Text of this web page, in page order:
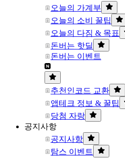
오늘의 가계부
오늘의 소비 꿀팁
오늘의 다짐 & 목표
돈버는 핫딜
돈버는 이벤트
추천인코드 교환
앱테크 정보 & 꿀팁
당첨 자랑
공지사항
공지사항
탐스 이벤트